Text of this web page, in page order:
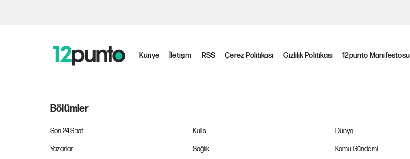
Künye İletişim RSS Çerez Politikası Gizlilik Politikası 12punto Manifestosu
Bölümler
Son 24 Saat Kulis Dünya
Yazarlar Sağlık Kamu Gündemi